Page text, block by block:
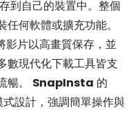
到自己的裝置中。整個
何軟體或擴充功能。
影片以高畫質保存，並
數現代化下載工具皆支
暢。 SnapInsta 的
設計，強調簡單操作與